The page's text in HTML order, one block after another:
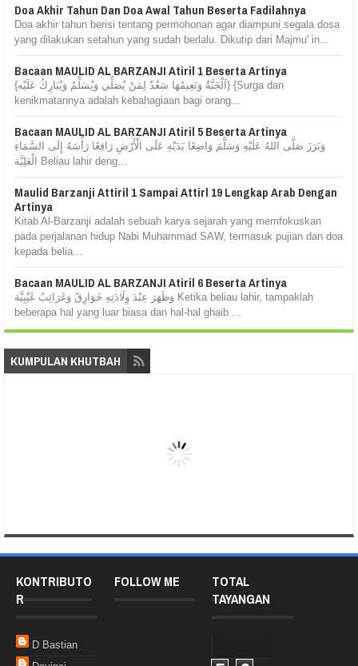
Doa Akhir Tahun Dan Doa Awal Tahun Beserta Fadilahnya
Doa akhir tahun berisi tentang permohonan agar diampuni segala dosa
yang dilakukan setahun yang sudah berlalu. Dikutip dari Majmu' in...
Bacaan MAULID AL BARZANJI Atiril 1 Beserta Artinya
{اَلْجَنَّةُ وَنَعِيمُهَا سَعْدٌ لِمَنْ يُصَلِّي وَيُسَلِّمُ وَيُبَارِكُ عَلَيْه} {Surga dan
kenikmatannya adalah kebahagiaan bagi orang...
Bacaan MAULID AL BARZANJI Atiril 5 Beserta Artinya
وَبَرَزَ صَلَّى اللهُ عَلَيْهِ وَسَلَّمَ وَاضِعًا يَدَيْهِ عَلَى الْأَرْضِ رَافِعًا رَأْسَهُ إِلَى السَّمَاءِ
الْعَلِيَّة Beliau lahir deng...
Maulid Barzanji Attiril 1 Sampai Attirl 19 Lengkap Arab Dengan
Artinya
Kitab Al-Barzanji adalah sebuah karya sejarah yang memfokuskan
pada perjalanan hidup Nabi Muhammad SAW, termasuk pujian dan doa
kepada belia...
Bacaan MAULID AL BARZANJI Atiril 6 Beserta Artinya
وَظَهَرَ عِنْدَ وِلَادَتِهِ خَوَارِقُ وَغَرَائِبُ غَيْبِيَّة Ketika beliau lahir, tampaklah
beberapa hal yang luar biasa dan hal-hal ghaib ...
KUMPULAN KHUTBAH
KONTRIBUTO
R
D Bastian
FOLLOW ME
TOTAL
TAYANGAN